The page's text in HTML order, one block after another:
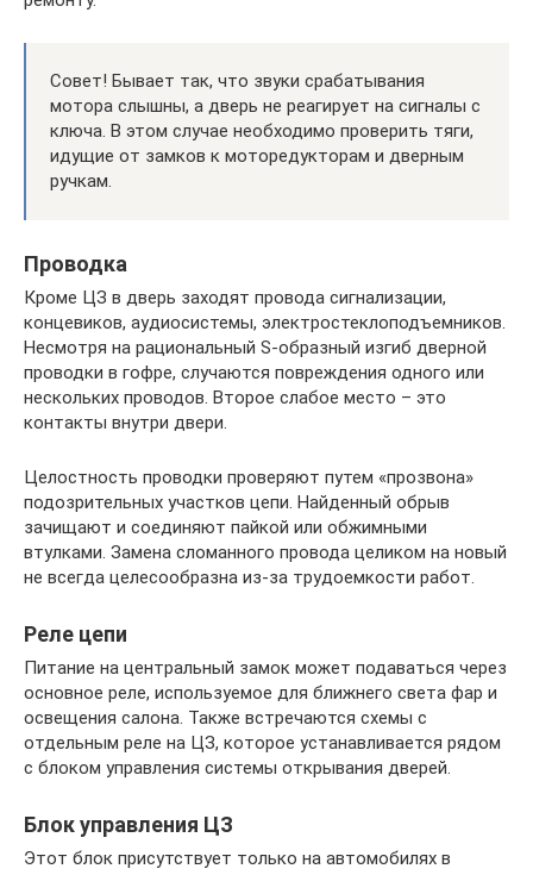
Совет! Бывает так, что звуки срабатывания
мотора слышны, а дверь не реагирует на сигналы с
ключа. В этом случае необходимо проверить тяги,
идущие от замков к моторедукторам и дверным
ручкам.
Проводка
Кроме ЦЗ в дверь заходят провода сигнализации,
концевиков, аудиосистемы, электростеклоподъемников.
Несмотря на рациональный S-образный изгиб дверной
проводки в гофре, случаются повреждения одного или
нескольких проводов. Второе слабое место – это
контакты внутри двери.
Целостность проводки проверяют путем «прозвона»
подозрительных участков цепи. Найденный обрыв
зачищают и соединяют пайкой или обжимными
втулками. Замена сломанного провода целиком на новый
не всегда целесообразна из-за трудоемкости работ.
Реле цепи
Питание на центральный замок может подаваться через
основное реле, используемое для ближнего света фар и
освещения салона. Также встречаются схемы с
отдельным реле на ЦЗ, которое устанавливается рядом
с блоком управления системы открывания дверей.
Блок управления ЦЗ
Этот блок присутствует только на автомобилях в